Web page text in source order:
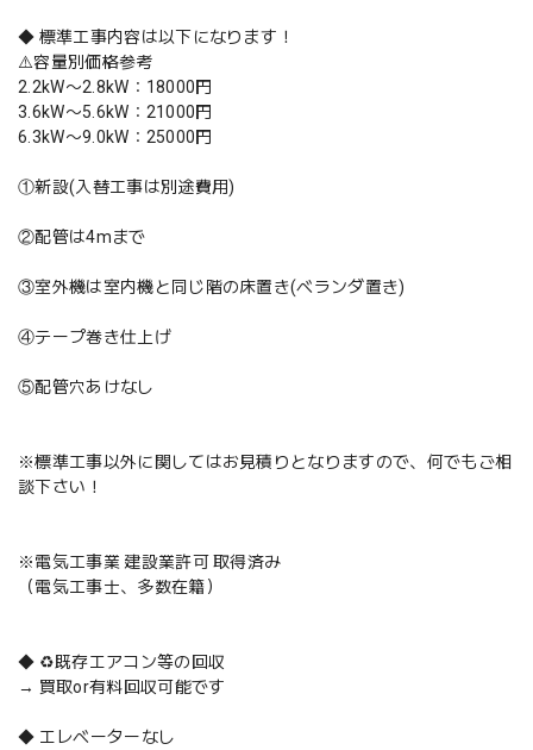
◆ 標準工事内容は以下になります！
⚠️容量別価格参考
2.2kW〜2.8kW：18000円
3.6kW〜5.6kW：21000円
6.3kW〜9.0kW：25000円
①新設(入替工事は別途費用)
②配管は4mまで
③室外機は室内機と同じ階の床置き(ベランダ置き)
④テープ巻き仕上げ
⑤配管穴あけなし
※標準工事以外に関してはお見積りとなりますので、何でもご相
談下さい！
※電気工事業 建設業許可 取得済み
（電気工事士、多数在籍）
◆ ♻️既存エアコン等の回収
→ 買取or有料回収可能です
◆ エレベーターなし